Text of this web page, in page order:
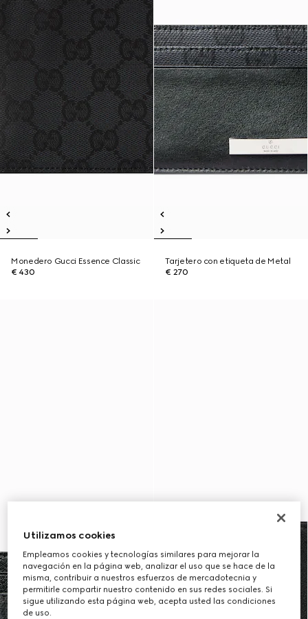
Monedero Gucci Essence Classic
€ 430
Tarjetero con etiqueta de Metal
€ 270
Utilizamos cookies
Empleamos cookies y tecnologías similares para mejorar la
navegación en la página web, analizar el uso que se hace de la
misma, contribuir a nuestros esfuerzos de mercadotecnia y
permitirle compartir nuestro contenido en sus redes sociales. Si
sigue utilizando esta página web, acepta usted las condiciones
de uso.